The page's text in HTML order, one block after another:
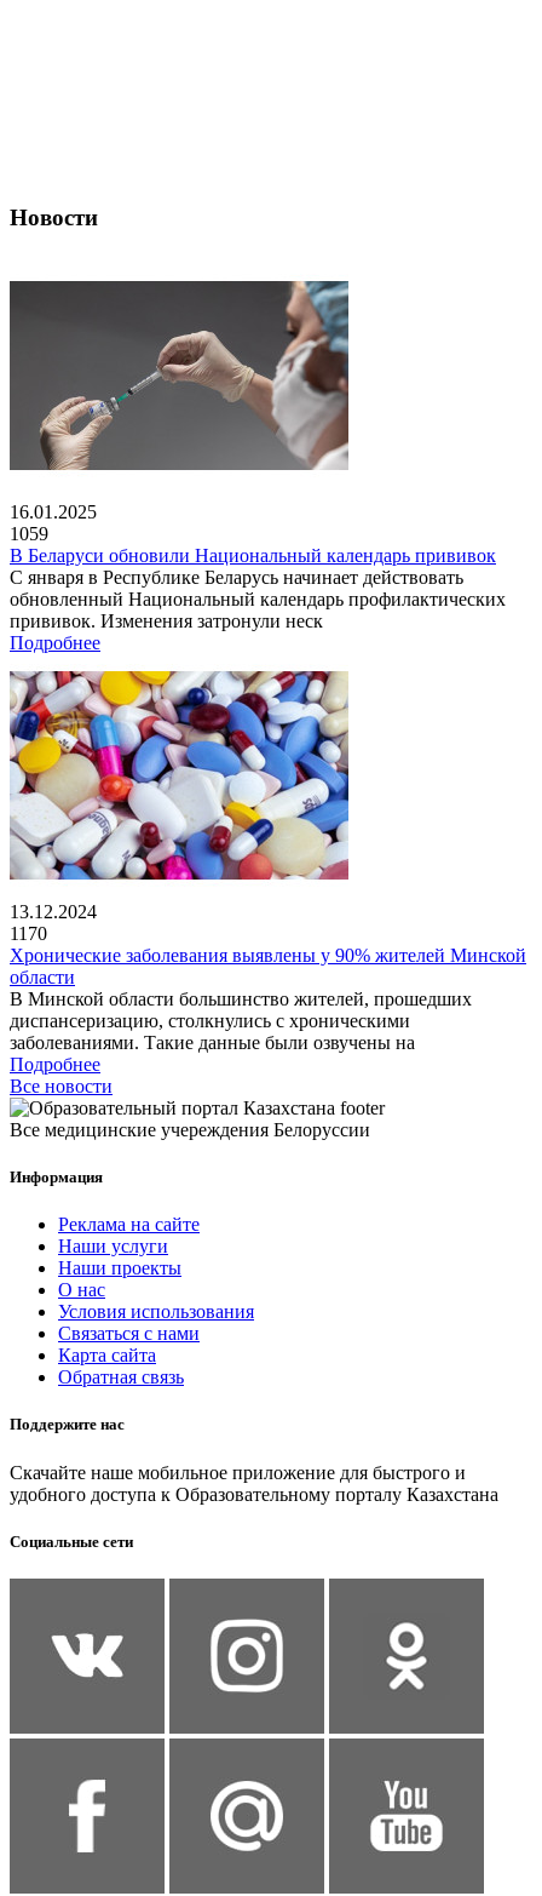
Новости
16.01.2025
1059
В Беларуси обновили Национальный календарь прививок
С января в Республике Беларусь начинает действовать
обновленный Национальный календарь профилактических
прививок. Изменения затронули неск
Подробнее
13.12.2024
1170
Хронические заболевания выявлены у 90% жителей Минской
области
В Минской области большинство жителей, прошедших
диспансеризацию, столкнулись с хроническими
заболеваниями. Такие данные были озвучены на
Подробнее
Все новости
Все медицинские учереждения Белоруссии
Информация
Реклама на сайте
Наши услуги
Наши проекты
О нас
Условия использования
Связаться с нами
Карта сайта
Обратная связь
Поддержите нас
Скачайте наше мобильное приложение для быстрого и
удобного доступа к Образовательному порталу Казахстана
Социальные сети